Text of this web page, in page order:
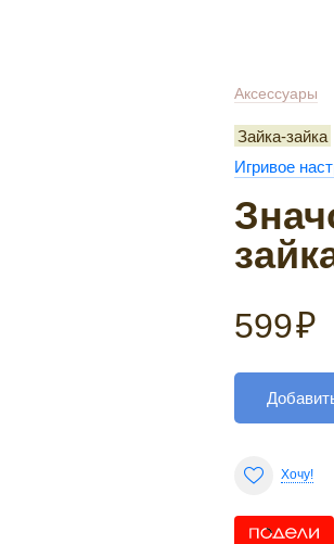
Аксессуары
Зайка-зайка
Игривое
599₽
Хочу!